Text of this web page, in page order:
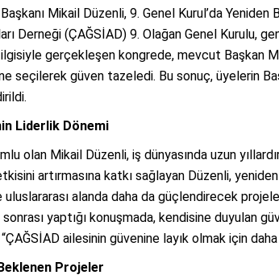
Mikail Düzenli, 9. Genel Kurul’da Yeniden
Derneği (ÇAĞSİAD) 9. Olağan Genel Kurulu,
gerçekleşen kongrede, mevcut Başkan
seçilerek güven tazeledi. Bu sonuç, üyelerin
Liderlik Dönemi
olan Mikail Düzenli, iş dünyasında uzun
artırmasına katkı sağlayan Düzenli,
alanda daha da güçlendirecek
yaptığı konuşmada, kendisine duyulan
ailesinin güvenine layık olmak için
Projeler